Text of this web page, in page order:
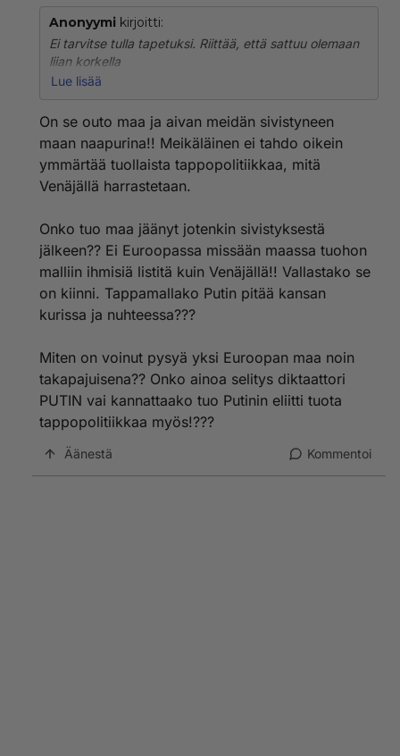
Anonyymi kirjoitti:
Ei tarvitse tulla tapetuksi. Riittää, että sattuu olemaan
liian korkella
paikalla ja trillaa alas. Tai sattuu juomaan jotakin
Saattaa myös tapahtua muunkinlaisia onnettomuuksia.
Ja nämä kohtaavat enimmäkseen Putinin vastustajia.
Kumma juttu?
Lue lisää
On se outo maa ja aivan meidän sivistyneen
maan naapurina!! Meikäläinen ei tahdo oikein
ymmärtää tuollaista tappopolitiikkaa, mitä
Venäjällä harrastetaan.
Onko tuo maa jäänyt jotenkin sivistyksestä
jälkeen?? Ei Euroopassa missään maassa tuohon
malliin ihmisiä listitä kuin Venäjällä!! Vallastako se
on kiinni. Tappamallako Putin pitää kansan
kurissa ja nuhteessa???
Miten on voinut pysyä yksi Euroopan maa noin
takapajuisena?? Onko ainoa selitys diktaattori
PUTIN vai kannattaako tuo Putinin eliitti tuota
tappopolitiikkaa myös!???
Äänestä Kommentoi